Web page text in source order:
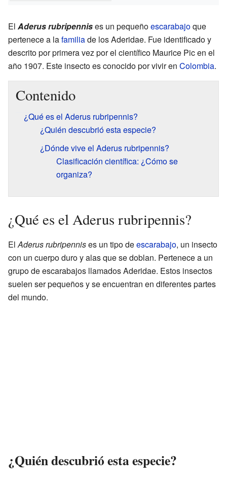
El Aderus rubripennises un pequeñoescarabajoque
pertenece a lafamiliade los Aderidae. Fue identificado y
descrito por primera vez por el científico Maurice Pic en el
año 1907. Este insecto es conocido por vivir en Colombia.
Contenido
¿Qué es el Aderus rubripennis?
¿Quién descubrió esta especie?
¿Dónde vive el Aderus rubripennis?
Clasificación científica: ¿Cómo se
organiza?
¿Qué es el Aderus rubripennis?
ElAderus rubripennises un tipo deescarabajo, un insecto
con un cuerpo duro y alas que se doblan. Pertenece a un
grupo de escarabajos llamados Aderidae. Estos insectos
suelen ser pequeños y se encuentran en diferentes partes
del mundo.
¿Quién descubrió esta especie?